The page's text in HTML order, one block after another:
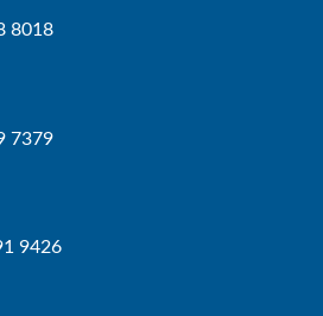
8018
7379
9426